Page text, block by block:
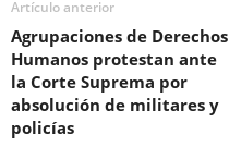
Artículo anterior
Agrupaciones de Derechos
Humanos protestan ante
la Corte Suprema por
absolución de militares y
policías